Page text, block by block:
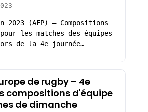
2023 (AFP) – Compositions
les matches des équipes
de la 4e journée…
de rugby – 4e
compositions d'équipe
de dimanche